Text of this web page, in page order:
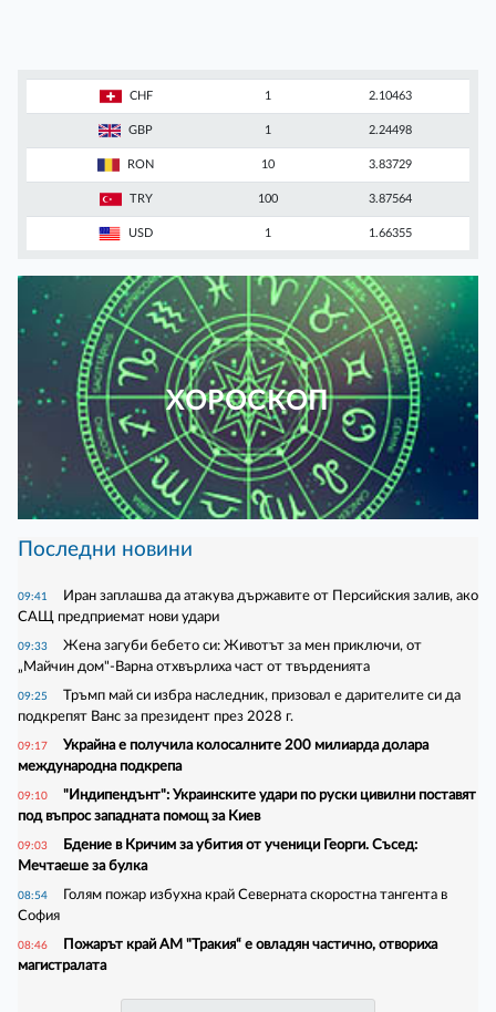
CHF 1 2.10463
GBP 1 2.24498
RON 10 3.83729
TRY 100 3.87564
USD 1 1.66355
ХОРОСКОП
Последни новини
09:41
Иран заплашва да атакува държавите от Персийския залив, ако
САЩ предприемат нови удари
09:33
Жена загуби бебето си: Животът за мен приключи, от
„Майчин дом"-Варна отхвърлиха част от твърденията
09:25
Тръмп май си избра наследник, призовал е дарителите си да
подкрепят Ванс за президент през 2028 г.
09:17
Украйна е получила колосалните 200 милиарда долара
международна подкрепа
09:10
"Индипендънт": Украинските удари по руски цивилни поставят
под въпрос западната помощ за Киев
09:03
Бдение в Кричим за убития от ученици Георги. Съсед:
Мечтаеше за булка
08:54
Голям пожар избухна край Северната скоростна тангента в
София
08:46
Пожарът край АМ "Тракия“ е овладян частично, отвориха
магистралата